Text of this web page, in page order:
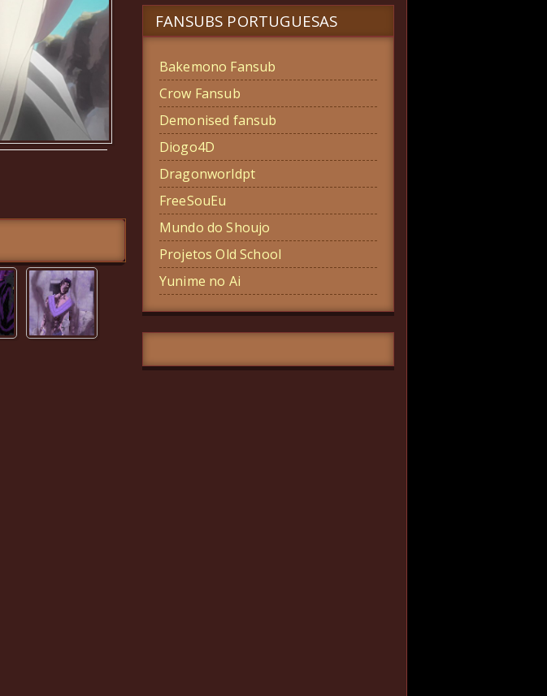
FANSUBS PORTUGUESAS
Bakemono Fansub
Crow Fansub
Demonised fansub
Diogo4D
Dragonworldpt
FreeSouEu
Mundo do Shoujo
Projetos Old School
Yunime no Ai